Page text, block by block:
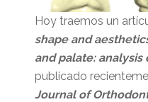
Hoy traemos un
shape and
and palate: analysis
publicado
Journal of